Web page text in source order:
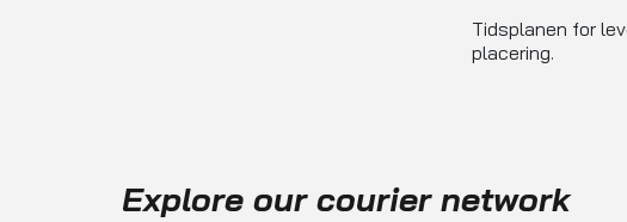
Tidsplanen for
placering.
Explore our courier network